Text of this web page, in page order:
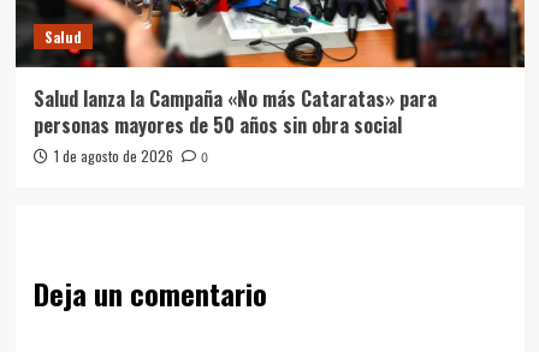
Salud
Salud lanza la Campaña «No más Cataratas» para
personas mayores de 50 años sin obra social
1 de agosto de 2026 0
Deja un comentario